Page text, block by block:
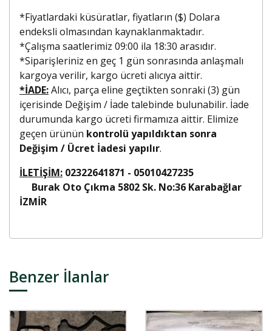
*Fiyatlardaki küsüratlar, fiyatların ($) Dolara
endeksli olmasından kaynaklanmaktadır.
*Çalışma saatlerimiz 09:00 ila 18:30 arasıdır.
*Siparişleriniz en geç 1 gün sonrasında anlaşmalı
kargoya verilir, kargo ücreti alıcıya aittir.
*İADE:Alıcı, parça eline geçtikten sonraki (3) gün
içerisinde Değişim / İade talebinde bulunabilir. İade
durumunda kargo ücreti firmamıza aittir. Elimize
geçen ürünün kontrolü yapıldıktan sonra
Değişim / Ücret İadesi yapılır.
İLETİŞİM: 02322641871 - 05010427235
Burak Oto Çıkma 5802 Sk. No:36 Karabağlar
İZMİR
Benzer İlanlar